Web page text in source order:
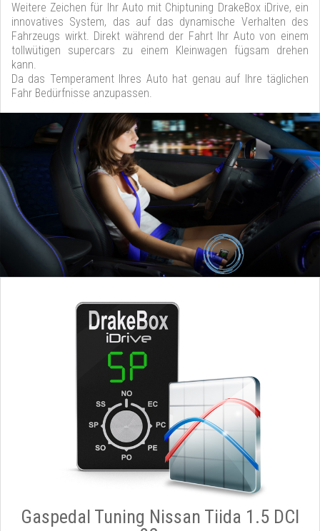
Weitere Zeichen für Ihr Auto mit Chiptuning DrakeBox iDrive, ein
innovatives System, das auf das dynamische Verhalten des
Fahrzeugs wirkt. Direkt während der Fahrt Ihr Auto von einem
tollwütigen supercars zu einem Kleinwagen fügsam drehen
kann.
Da das Temperament Ihres Auto hat genau auf Ihre täglichen
Fahr Bedürfnisse anzupassen.
Gaspedal Tuning Nissan Tiida 1.5 DCI